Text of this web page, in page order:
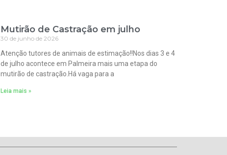
Mutirão de Castração em julho
30 de junho de 2026
Atenção tutores de animais de estimação!!Nos dias 3 e 4
de julho acontece em Palmeira mais uma etapa do
mutirão de castração.Há vaga para a
Leia mais »